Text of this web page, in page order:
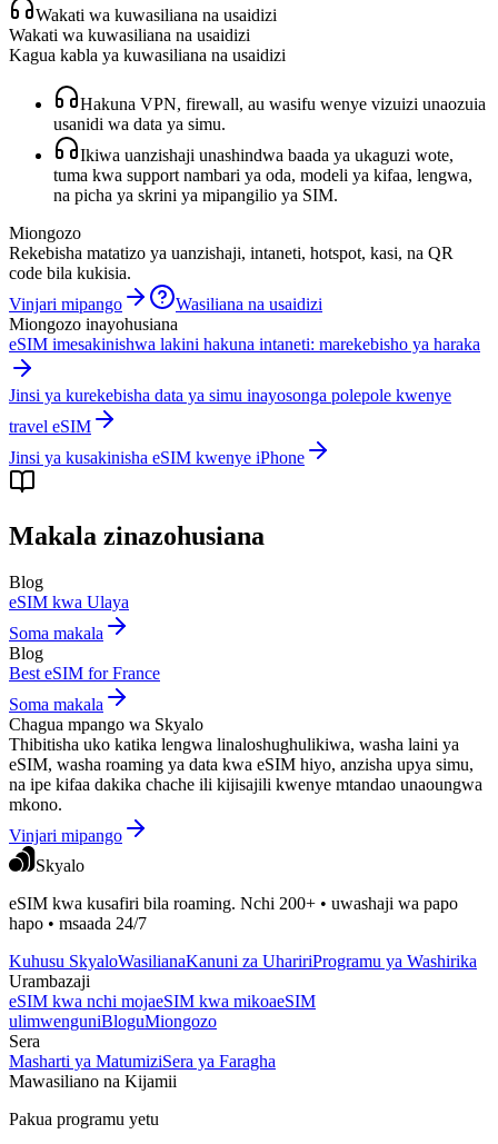
Wakati wa kuwasiliana na usaidizi
Wakati wa kuwasiliana na usaidizi
Kagua kabla ya kuwasiliana na usaidizi
Hakuna VPN, firewall, au wasifu wenye vizuizi unaozuia
usanidi wa data ya simu.
Ikiwa uanzishaji unashindwa baada ya ukaguzi wote,
tuma kwa support nambari ya oda, modeli ya kifaa, lengwa,
na picha ya skrini ya mipangilio ya SIM.
Miongozo
Rekebisha matatizo ya uanzishaji, intaneti, hotspot, kasi, na QR
code bila kukisia.
Vinjari mipango
Wasiliana na usaidizi
Miongozo inayohusiana
eSIM imesakinishwa lakini hakuna intaneti: marekebisho ya haraka
Jinsi ya kurekebisha data ya simu inayosonga polepole kwenye
travel eSIM
Jinsi ya kusakinisha eSIM kwenye iPhone
Makala zinazohusiana
Blog
eSIM kwa Ulaya
Soma makala
Blog
Best eSIM for France
Soma makala
Chagua mpango wa Skyalo
Thibitisha uko katika lengwa linaloshughulikiwa, washa laini ya
eSIM, washa roaming ya data kwa eSIM hiyo, anzisha upya simu,
na ipe kifaa dakika chache ili kijisajili kwenye mtandao unaoungwa
mkono.
Vinjari mipango
Skyalo
eSIM kwa kusafiri bila roaming. Nchi 200+ • uwashaji wa papo
hapo • msaada 24/7
Kuhusu SkyaloWasilianaKanuni za UhaririProgramu ya Washirika
Urambazaji
eSIM kwa nchi mojaeSIM kwa mikoaeSIM
ulimwenguniBloguMiongozo
Sera
Masharti ya MatumiziSera ya Faragha
Mawasiliano na Kijamii
Pakua programu yetu